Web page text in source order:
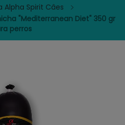
Alpha Spirit Câes
"Mediterranean Diet" 350 gr
perros